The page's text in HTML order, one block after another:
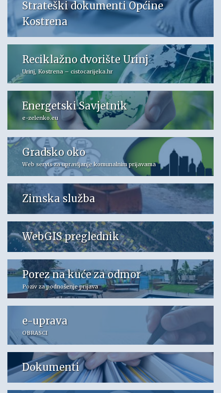
Strateški dokumenti Općine
Kostrena
Reciklažno dvorište Urinj
Urinj, Kostrena – cistocarijeka.hr
Energetski Savjetnik
e-zelenko.eu
Gradsko oko
Web servis za upravljanje komunalnim prijavama
Zimska služba
WebGIS preglednik
Porez na kuće za odmor
Poziv za podnošenje prijava
e-uprava
OBRASCI
Dokumenti